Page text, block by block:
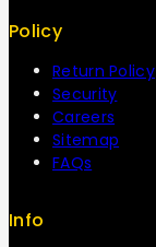
Policy
Return Policy
Security
Careers
Sitemap
FAQs
Info